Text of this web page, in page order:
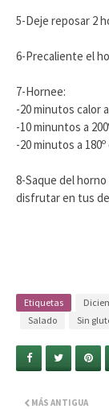
5-Deje reposar 2
6-Precaliente el
7-Hornee:
-20 minutos calor
-10 minuntos a
-20 minutos a
8-Saque del
disfrutar en tus
Etiquetas
Salado
Sin
MÁS ANTIGUA